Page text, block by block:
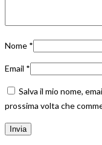
Nome *
Email *
Salva il mio nome,
prossima volta che